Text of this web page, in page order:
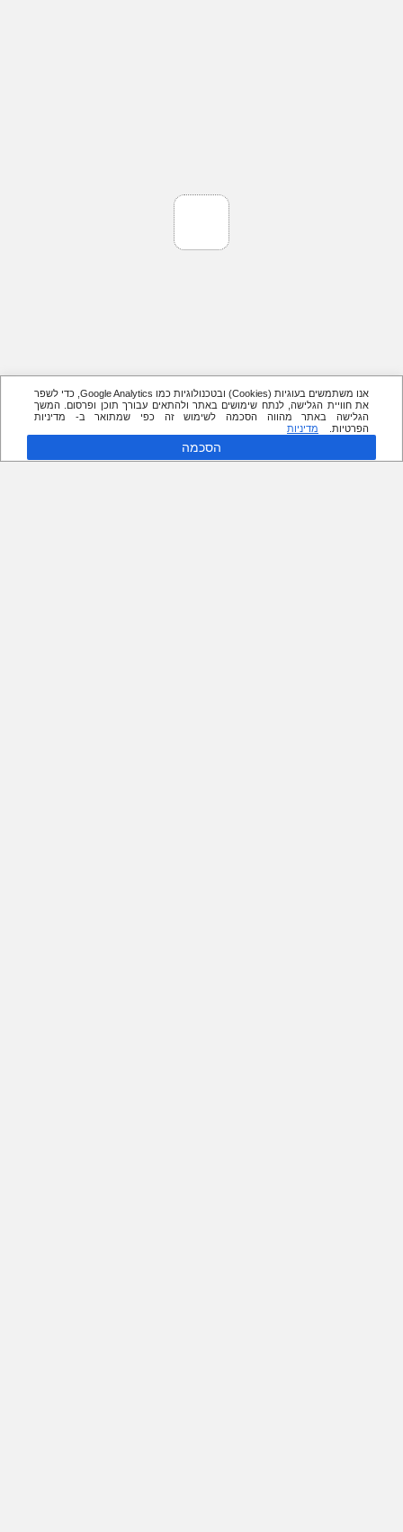
אנו משתמשים בעוגיות (Cookies) ובטכנולוגיות כמו Google Analytics, כדי לשפר
את חוויית הגלישה, לנתח שימושים באתר ולהתאים עבורך תוכן ופרסום. המשך
הגלישה באתר מהווה הסכמה לשימוש זה כפי שמתואר ב- מדיניות
הפרטיות.
מדיניות
הסכמה